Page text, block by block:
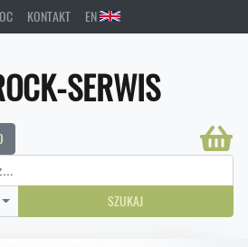
KONTAKT EN
SERWIS
SZUKAJ